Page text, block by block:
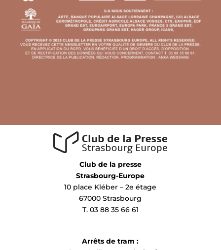
Club de la presse
Strasbourg-Europe
10 place Kléber – 2e étage
67000 Strasbourg
T. 03 88 35 66 61
Arrêts de tram :